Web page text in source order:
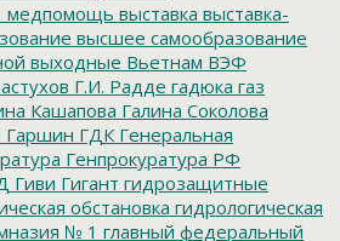
выставка выставка-
высшее самообразование
выходные Вьетнам ВЭФ
Г.И. Радде гадюка газ
Кашапова Галина Соколова
Гаршин ГДК Генеральная
Генпрокуратура РФ
Гиви Гигант гидрозащитные
обстановка гидрологическая
№ 1 главный федеральный